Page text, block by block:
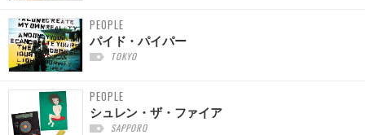
PEOPLE
パイド・パイパー
TOKYO
PEOPLE
シュレン・ザ・ファイア
SAPPORO